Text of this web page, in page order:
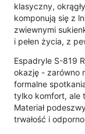
klasyczny,
komponują się z
zwiewnymi
i pełen życia, z
Espadryle S-819
okazję - zarówno
formalne
tylko komfort, ale
Materiał
trwałość i